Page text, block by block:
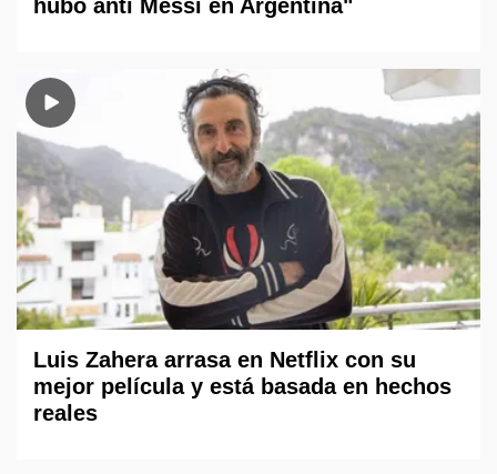
hubo anti Messi en Argentina"
Luis Zahera arrasa en Netflix con su
mejor película y está basada en hechos
reales